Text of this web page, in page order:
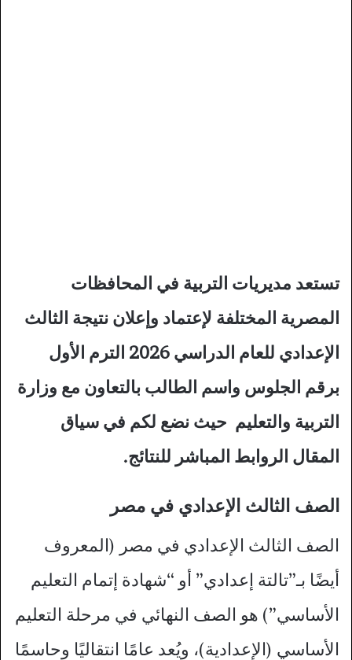
تستعد مديريات التربية في المحافظات
المصرية المختلفة لإعتماد وإعلان نتيجة الثالث
الإعدادي للعام الدراسي 2026 الترم الأول
برقم الجلوس واسم الطالب بالتعاون مع وزارة
التربية والتعليم حيث نضع لكم في سياق
المقال الروابط المباشر للنتائج.
الصف الثالث الإعدادي في مصر
الصف الثالث الإعدادي في مصر (المعروف
أيضًا بـ”تالتة إعدادي” أو “شهادة إتمام التعليم
الأساسي”) هو الصف النهائي في مرحلة التعليم
الأساسي (الإعدادية)، ويُعد عامًا انتقاليًا وحاسمًا